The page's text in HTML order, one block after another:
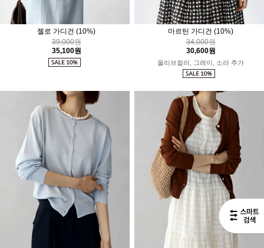
젤로 가디건 (10%)
39,000원
35,100원
마르틴 가디건 (10%)
34,000원
30,600원
올리브컬러, 그레이, 소라 추가